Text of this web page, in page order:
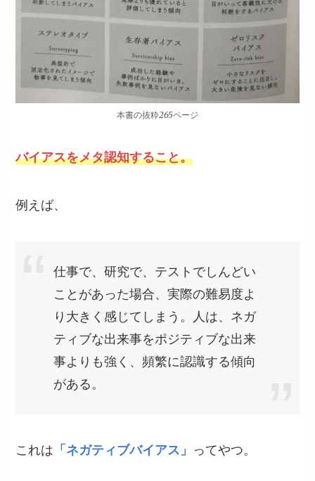
本書の抜粋265ページ
バイアスをメタ認知すること。
例えば、
仕事で、研究で、テストでしんどい
ことがあった場合、実際の難易度よ
り大きく感じてしまう。人は、ネガ
ティブな出来事をポジティブな出来
事よりも強く、頻繁に認識する傾向
がある。
これは 「ネガティブバイアス」 ってやつ。